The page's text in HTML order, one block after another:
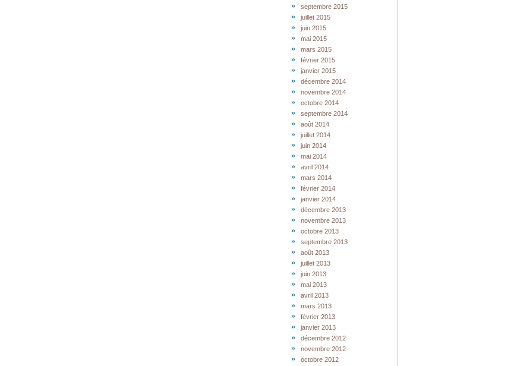
septembre 2015
juillet 2015
juin 2015
mai 2015
mars 2015
février 2015
janvier 2015
décembre 2014
novembre 2014
octobre 2014
septembre 2014
août 2014
juillet 2014
juin 2014
mai 2014
avril 2014
mars 2014
février 2014
janvier 2014
décembre 2013
novembre 2013
octobre 2013
septembre 2013
août 2013
juillet 2013
juin 2013
mai 2013
avril 2013
mars 2013
février 2013
janvier 2013
décembre 2012
novembre 2012
octobre 2012